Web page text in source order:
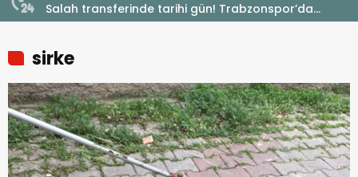
Salah transferinde tarihi gün! Trabzonspor’da
büyük heyecan
sirke